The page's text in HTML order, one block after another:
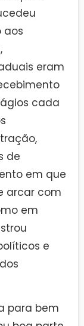
aos
eram
cada
de
em que
arcar com
em
e
para bem